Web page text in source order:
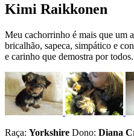
Kimi Raikkonen
Meu cachorrinho é mais que um
bricalhão, sapeca, simpático e
e carinho que demostra por todos.
Raça: Yorkshire Dono: Diana